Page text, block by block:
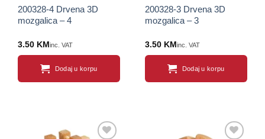
200328-4 Drvena 3D
mozgalica – 4
3.50 KM inc. VAT
Dodaj u korpu
200328-3 Drvena 3D
mozgalica – 3
3.50 KM inc. VAT
Dodaj u korpu